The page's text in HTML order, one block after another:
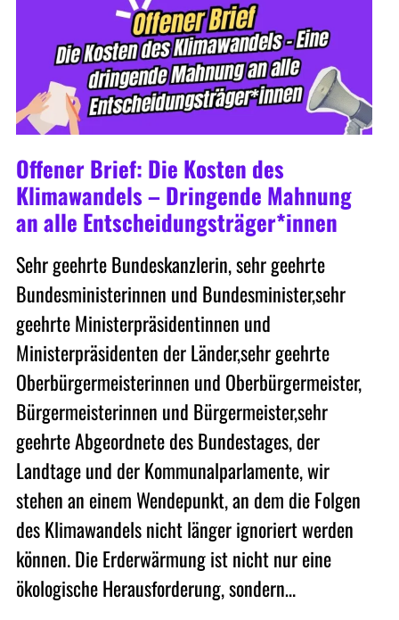
Offener Brief: Die Kosten des
Klimawandels – Dringende Mahnung
an alle Entscheidungsträger*innen
Sehr geehrte Bundeskanzlerin, sehr geehrte
Bundesministerinnen und Bundesminister,sehr
geehrte Ministerpräsidentinnen und
Ministerpräsidenten der Länder,sehr geehrte
Oberbürgermeisterinnen und Oberbürgermeister,
Bürgermeisterinnen und Bürgermeister,sehr
geehrte Abgeordnete des Bundestages, der
Landtage und der Kommunalparlamente, wir
stehen an einem Wendepunkt, an dem die Folgen
des Klimawandels nicht länger ignoriert werden
können. Die Erderwärmung ist nicht nur eine
ökologische Herausforderung, sondern…